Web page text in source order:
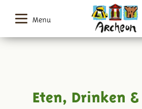
Menu
Eten, Drinken &